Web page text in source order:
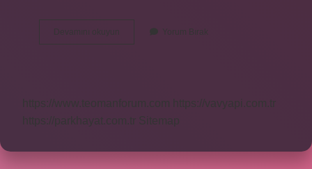
Devamını okuyun
Yara
Yorum Bırak
https://www.teomanforum.com
https://vavyapi.com.tr
https://parkhayat.com.tr
Sitemap